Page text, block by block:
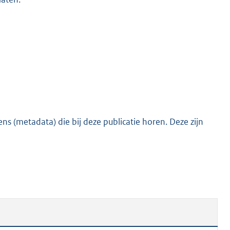
(metadata) die bij deze publicatie horen. Deze zijn